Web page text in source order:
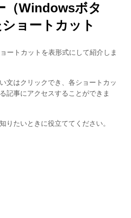
（Windowsボタ
ョートカット
ートカットを表形式にして紹介しま
文はクリックでき、各ショートカッ
記事にアクセスすることができま
りたいときに役立ててください。